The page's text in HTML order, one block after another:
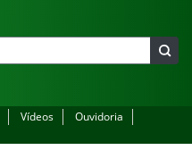
Vídeos
Ouvidoria